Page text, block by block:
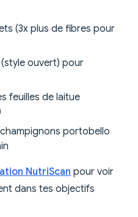
(3x plus de fibres pour
ouvert) pour
feuilles de laitue
portobello
NutriScan pour voir
dans tes objectifs